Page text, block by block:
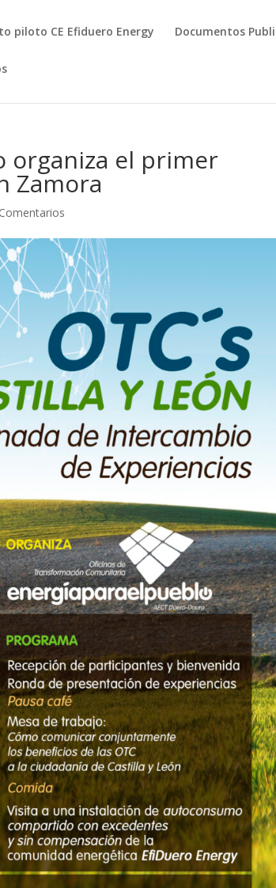
piloto CE Efiduero Energy Documentos
organiza el primer
Zamora